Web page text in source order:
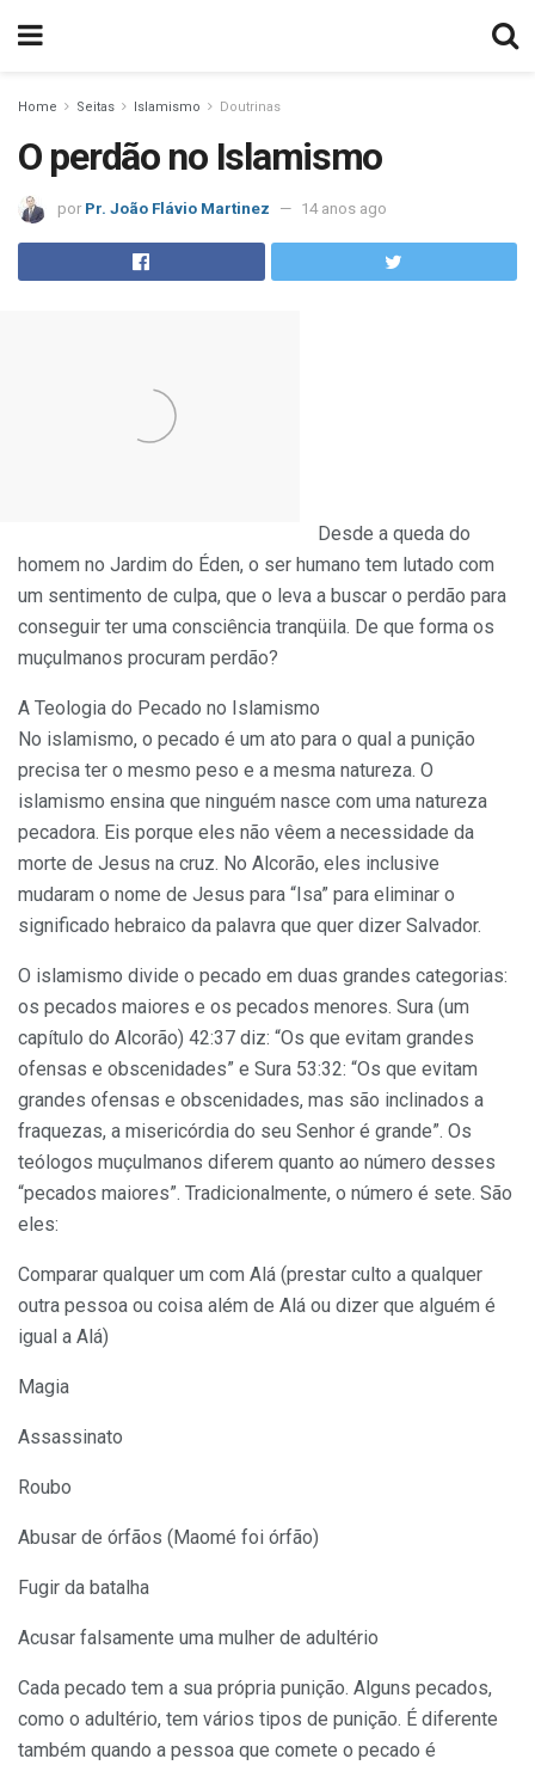
Home Seitas Islamismo Doutrinas
O perdão no Islamismo
por Pr. João Flávio Martinez 14 anos ago
Desde a queda do
homem no Jardim do Éden, o ser humano tem lutado com
um sentimento de culpa, que o leva a buscar o perdão para
conseguir ter uma consciência tranqüila. De que forma os
muçulmanos procuram perdão?
A Teologia do Pecado no Islamismo
No islamismo, o pecado é um ato para o qual a punição
precisa ter o mesmo peso e a mesma natureza. O
islamismo ensina que ninguém nasce com uma natureza
pecadora. Eis porque eles não vêem a necessidade da
morte de Jesus na cruz. No Alcorão, eles inclusive
mudaram o nome de Jesus para “Isa” para eliminar o
significado hebraico da palavra que quer dizer Salvador.
O islamismo divide o pecado em duas grandes categorias:
os pecados maiores e os pecados menores. Sura (um
capítulo do Alcorão) 42:37 diz: “Os que evitam grandes
ofensas e obscenidades” e Sura 53:32: “Os que evitam
grandes ofensas e obscenidades, mas são inclinados a
fraquezas, a misericórdia do seu Senhor é grande”. Os
teólogos muçulmanos diferem quanto ao número desses
“pecados maiores”. Tradicionalmente, o número é sete. São
eles:
Comparar qualquer um com Alá (prestar culto a qualquer
outra pessoa ou coisa além de Alá ou dizer que alguém é
igual a Alá)
Magia
Assassinato
Roubo
Abusar de órfãos (Maomé foi órfão)
Fugir da batalha
Acusar falsamente uma mulher de adultério
Cada pecado tem a sua própria punição. Alguns pecados,
como o adultério, tem vários tipos de punição. É diferente
também quando a pessoa que comete o pecado é